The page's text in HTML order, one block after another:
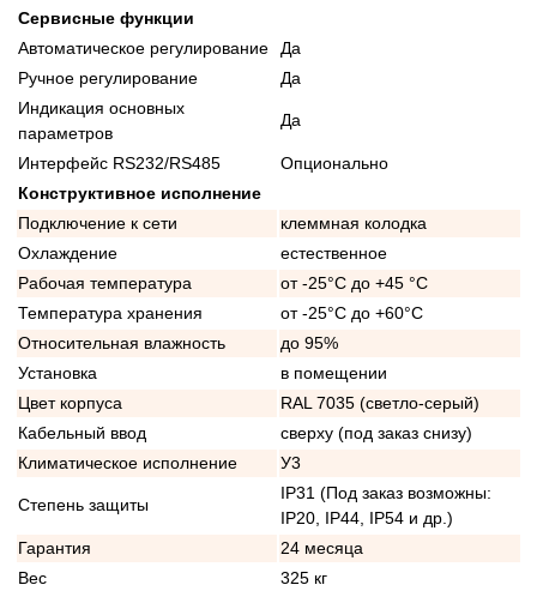
Сервисные функции
Автоматическое регулирование
Да
Ручное регулирование
Да
Индикация основных
параметров
Да
Интерфейс RS232/RS485
Опционально
Конструктивное исполнение
Подключение к сети
клеммная колодка
Охлаждение
естественное
Рабочая температура
от -25°C до +45 °C
Температура хранения
от -25°C до +60°C
Относительная влажность
до 95%
Установка
в помещении
Цвет корпуса
RAL 7035 (светло-серый)
Кабельный ввод
сверху (под заказ снизу)
Климатическое исполнение
У3
Степень защиты
IP31 (Под заказ возможны:
IP20, IP44, IP54 и др.)
Гарантия
24 месяца
Вес
325 кг